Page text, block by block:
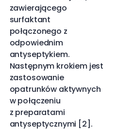
zawierającego
surfaktant
połączonego z
odpowiednim
antyseptykiem.
Następnym krokiem jest
zastosowanie
opatrunków aktywnych
w połączeniu
z preparatami
antyseptycznymi [2].